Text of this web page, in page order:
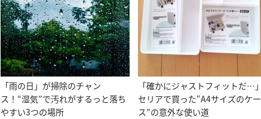
「雨の日」が掃除のチャン
ス！“湿気”で汚れがするっと落ち
やすい3つの場所
「確かにジャストフィットだ…」
セリアで買った“A4サイズのケー
ス”の意外な使い道